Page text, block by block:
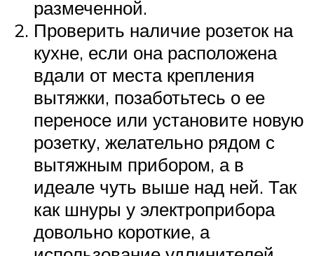
размеченной.
Проверить наличие розеток на
кухне, если она расположена
вдали от места крепления
вытяжки, позаботьтесь о ее
переносе или установите новую
розетку, желательно рядом с
вытяжным прибором, а в
идеале чуть выше над ней. Так
как шнуры у электроприбора
довольно короткие, а